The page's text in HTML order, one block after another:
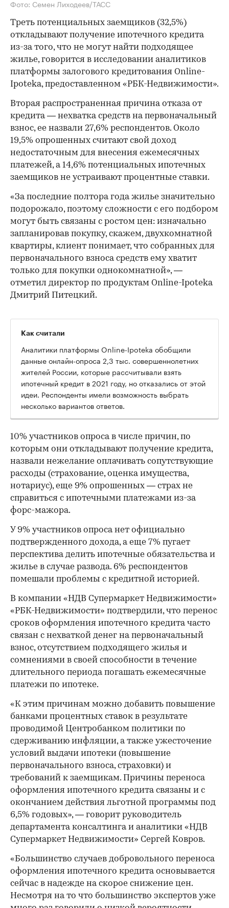
Фото: Семен Лиходеев/ТАСС
Треть потенциальных заемщиков (32,5%)
откладывают получение ипотечного кредита
из-за того, что не могут найти подходящее
жилье, говорится в исследовании аналитиков
платформы залогового кредитования Online-
Ipoteka, предоставленном «РБК-Недвижимости».
Вторая распространенная причина отказа от
кредита — нехватка средств на первоначальный
взнос, ее назвали 27,6% респондентов. Около
19,5% опрошенных считают свой доход
недостаточным для внесения ежемесячных
платежей, а 14,6% потенциальных ипотечных
заемщиков не устраивают процентные ставки.
«За последние полтора года жилье значительно
подорожало, поэтому сложности с его подбором
могут быть связаны с ростом цен: изначально
запланировав покупку, скажем, двухкомнатной
квартиры, клиент понимает, что собранных для
первоначального взноса средств ему хватит
только для покупки однокомнатной», —
отметил директор по продуктам Online-Ipoteka
Дмитрий Питецкий.
Как считали
Аналитики платформы Online-Ipoteka обобщили
данные онлайн-опроса 2,3 тыс. совершеннолетних
жителей России, которые рассчитывали взять
ипотечный кредит в 2021 году, но отказались от этой
идеи. Респонденты имели возможность выбрать
несколько вариантов ответов.
10% участников опроса в числе причин, по
которым они откладывают получение кредита,
назвали нежелание оплачивать сопутствующие
расходы (страхование, оценка имущества,
нотариус), еще 9% опрошенных — страх не
справиться с ипотечными платежами из-за
форс-мажора.
У 9% участников опроса нет официально
подтвержденного дохода, а еще 7% пугает
перспектива делить ипотечные обязательства и
жилье в случае развода. 6% респондентов
помешали проблемы с кредитной историей.
В компании «НДВ Супермаркет Недвижимости»
«РБК-Недвижимости» подтвердили, что перенос
сроков оформления ипотечного кредита часто
связан с нехваткой денег на первоначальный
взнос, отсутствием подходящего жилья и
сомнениями в своей способности в течение
длительного периода погашать ежемесячные
платежи по ипотеке.
«К этим причинам можно добавить повышение
банками процентных ставок в результате
проводимой Центробанком политики по
сдерживанию инфляции, а также ужесточение
условий выдачи ипотеки (повышение
первоначального взноса, страховки) и
требований к заемщикам. Причины переноса
оформления ипотечного кредита связаны и с
окончанием действия льготной программы под
6,5% годовых», — говорит руководитель
департамента консалтинга и аналитики «НДВ
Супермаркет Недвижимости» Сергей Ковров.
«Большинство случаев добровольного переноса
оформления ипотечного кредита основывается
сейчас в надежде на скорое снижение цен.
Несмотря на то что большинство экспертов уже